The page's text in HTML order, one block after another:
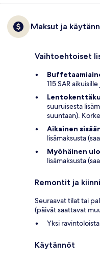
Maksut ja
Vaihtoehtoiset
115 SAR
suuruisesta
suuntaan).
Aikainen
lisämaksusta
Myöhäinen
lisämaksusta
Remontit ja
Seuraavat tilat tai
(päivät saattavat
Yksi ravintoloista
Käytännöt